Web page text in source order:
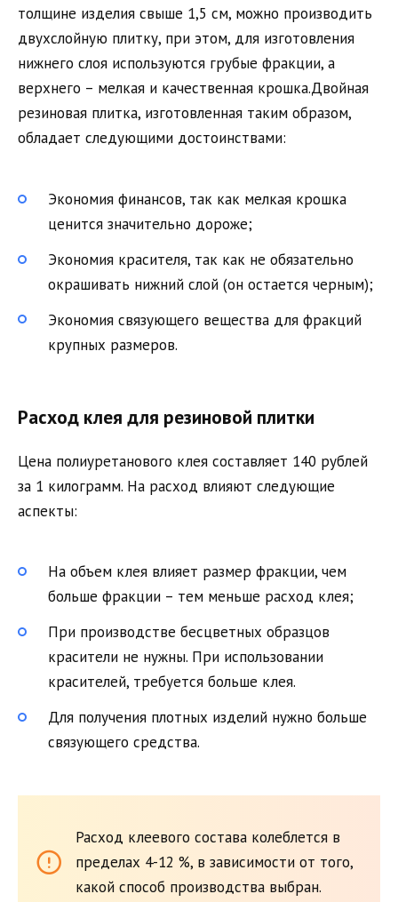
толщине изделия свыше 1,5 см, можно производить
двухслойную плитку, при этом, для изготовления
нижнего слоя используются грубые фракции, а
верхнего – мелкая и качественная крошка.Двойная
резиновая плитка, изготовленная таким образом,
обладает следующими достоинствами:
Экономия финансов, так как мелкая крошка
ценится значительно дороже;
Экономия красителя, так как не обязательно
окрашивать нижний слой (он остается черным);
Экономия связующего вещества для фракций
крупных размеров.
Расход клея для резиновой плитки
Цена полиуретанового клея составляет 140 рублей
за 1 килограмм. На расход влияют следующие
аспекты:
На объем клея влияет размер фракции, чем
больше фракции – тем меньше расход клея;
При производстве бесцветных образцов
красители не нужны. При использовании
красителей, требуется больше клея.
Для получения плотных изделий нужно больше
связующего средства.
Расход клеевого состава колеблется в
пределах 4-12 %, в зависимости от того,
какой способ производства выбран.